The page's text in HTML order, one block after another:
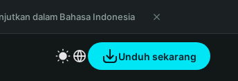
dalam Bahasa Indonesia
Unduh sekarang